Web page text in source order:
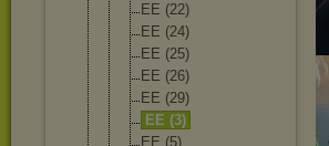
EE (22)
EE (24)
EE (25)
EE (26)
EE (29)
EE (3)
EE (5)